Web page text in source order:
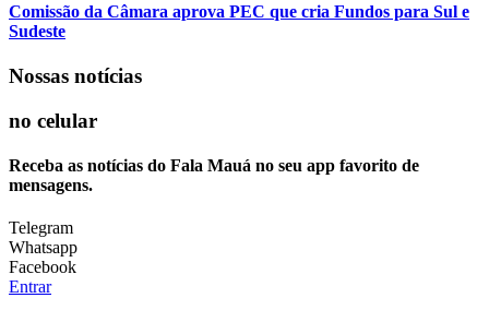
Comissão da Câmara aprova PEC que cria Fundos para Sul e
Sudeste
Nossas notícias
no celular
Receba as notícias do Fala Mauá no seu app favorito de
mensagens.
Telegram
Whatsapp
Facebook
Entrar